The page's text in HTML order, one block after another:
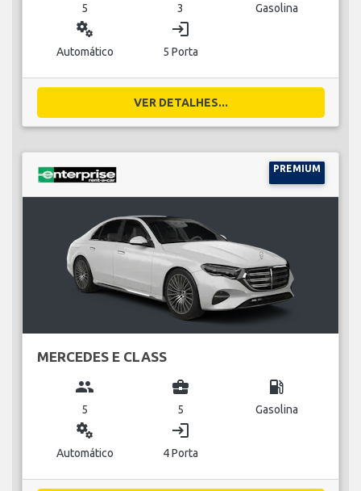
5 3 Gasolina
miscellaneous_services
Automático
login
5 Porta
VER DETALHES...
PREMIUM
MERCEDES E CLASS
group
5
business_center
5
local_gas_station
Gasolina
miscellaneous_services
Automático
login
4 Porta